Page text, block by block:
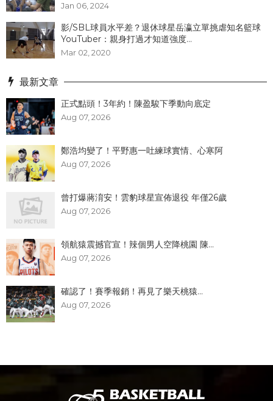
Jan 06, 2024
影/SBL球員水平差？退休球星岳瀛立單挑虐知名籃球
YouTuber：親身打過才知道強度...
Mar 02, 2020
最新文章
正式點頭！3年約！陳盈駿下季動向底定
Aug 07, 2026
鄭浩均變了！平野惠一吐練球實情、心寒阿
Aug 07, 2026
曾打爆蔣淯安！雲豹球星宣佈退役 年僅26歲
Aug 07, 2026
領航猿震撼官宣！辣個男人空降桃園 陳...
Aug 07, 2026
確認了！賽季報銷！再見了樂天桃猿...
Aug 07, 2026